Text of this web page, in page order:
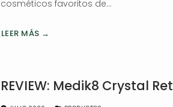
cosméticos favoritos de…
LEER MÁS →
REVIEW: Medik8 Crystal